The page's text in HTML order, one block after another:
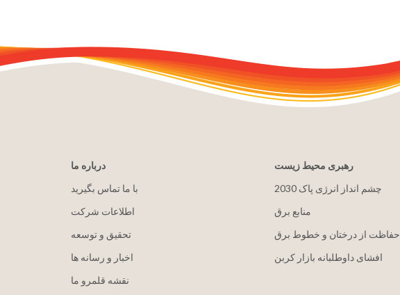
درباره ما
با ما تماس بگیرید
اطلاعات شرکت
تحقیق و توسعه
اخبار و رسانه ها
نقشه قلمرو ما
رهبری محیط زیست
2030 چشم انداز انرژی پاک
منابع برق
حفاظت از درختان و خطوط برق
افشای داوطلبانه بازار کربن